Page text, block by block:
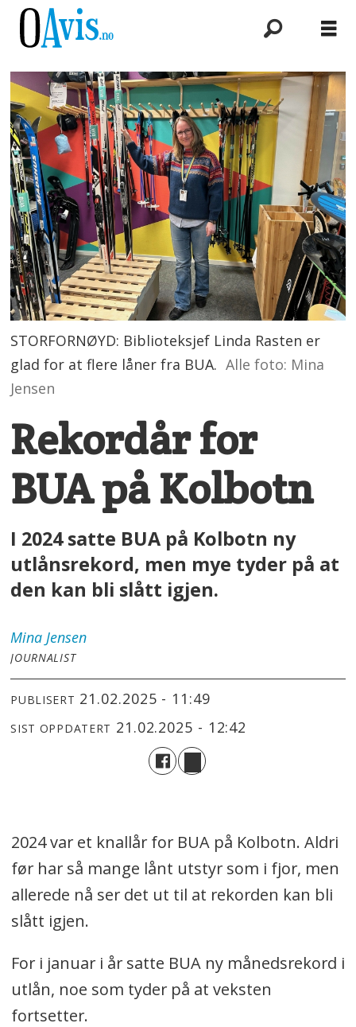
STORFORNØYD: Biblioteksjef Linda Rasten er
glad for at flere låner fra BUA. Alle foto: Mina
Jensen
Rekordår for
BUA på Kolbotn
I 2024 satte BUA på Kolbotn ny
utlånsrekord, men mye tyder på at
den kan bli slått igjen.
Mina Jensen
JOURNALIST
PUBLISERT 21.02.2025 - 11:49
SIST OPPDATERT 21.02.2025 - 12:42
2024 var et knallår for BUA på Kolbotn. Aldri
før har så mange lånt utstyr som i fjor, men
allerede nå ser det ut til at rekorden kan bli
slått igjen.
For i januar i år satte BUA ny månedsrekord i
utlån, noe som tyder på at veksten
fortsetter.